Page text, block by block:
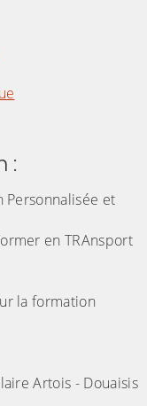
:
et
en TRAnsport
la formation
Artois - Douaisis